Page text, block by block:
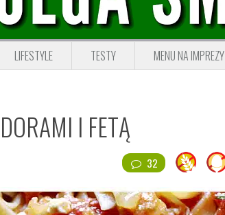
LIFESTYLE TESTY MENU NA IMPREZY
I FETĄ
32